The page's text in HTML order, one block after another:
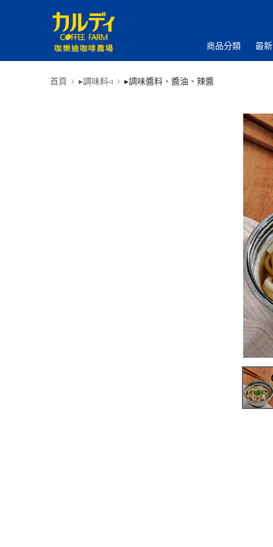
商品分類 最
首頁 ▸調味料◃ ▸調味醬料、醬油、辣醬